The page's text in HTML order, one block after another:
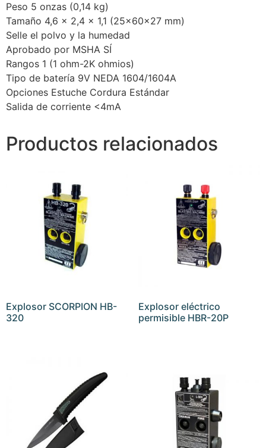
Peso 5 onzas (0,14 kg)
Tamaño 4,6 x 2,4 x 1,1 (25x60x27 mm)
Selle el polvo y la humedad
Aprobado por MSHA SÍ
Rangos 1 (1 ohm-2K ohmios)
Tipo de batería 9V NEDA 1604/1604A
Opciones Estuche Cordura Estándar
Salida de corriente <4mA
Productos relacionados
Explosor SCORPION HB-
320
Explosor eléctrico
permisible HBR-20P